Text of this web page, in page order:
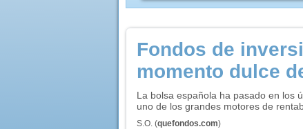
Fondos de
momento dulce
La bolsa española ha pasado en los
uno de los grandes motores de
S.O. (quefondos.com)